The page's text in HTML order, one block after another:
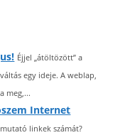
Éjjel „átöltözött” a
egy ideje. A weblap,
meg,...
Internet
linkek számát?